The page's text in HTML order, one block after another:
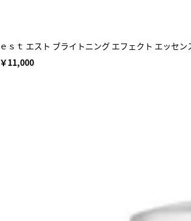
ｅｓｔ エスト ブライトニング エフェクト エッセ
￥11,000